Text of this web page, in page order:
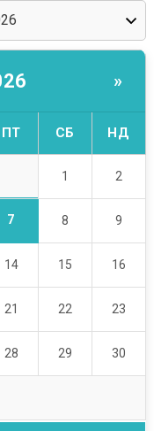
»
ПТ СБ НД
1 2
7 8 9
14 15 16
21 22 23
28 29 30